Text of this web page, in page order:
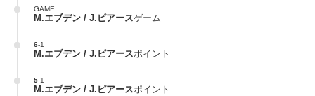
GAME
M.エブデン / J.ピアースゲーム
6-1
M.エブデン / J.ピアースポイント
5-1
M.エブデン / J.ピアースポイント